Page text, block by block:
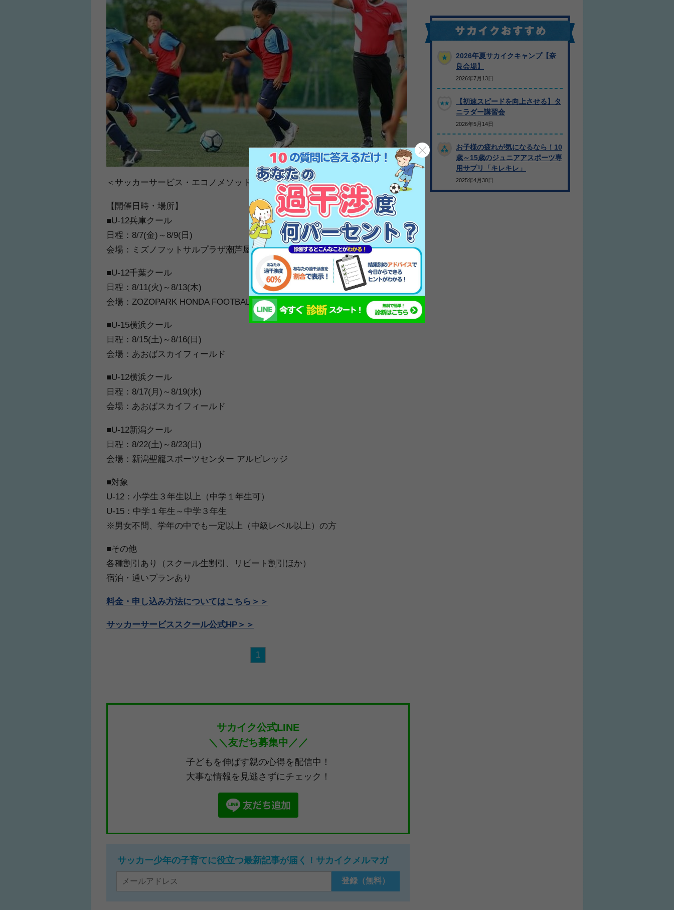
＜サッカーサービス・エコノメソッド サマーキャンプ2020 開催概要＞
【開催日時・場所】
■U-12兵庫クール
日程：8/7(金)～8/9(日)
会場：ミズノフットサルプラザ潮芦屋
■U-12千葉クール
日程：8/11(火)～8/13(木)
会場：ZOZOPARK HONDA FOOTBALL AREA
■U-15横浜クール
日程：8/15(土)～8/16(日)
会場：あおばスカイフィールド
■U-12横浜クール
日程：8/17(月)～8/19(水)
会場：あおばスカイフィールド
■U-12新潟クール
日程：8/22(土)～8/23(日)
会場：新潟聖籠スポーツセンター アルビレッジ
■対象
U-12：小学生３年生以上（中学１年生可）
U-15：中学１年生～中学３年生
※男女不問、学年の中でも一定以上（中級レベル以上）の方
■その他
各種割引あり（スクール生割引、リピート割引ほか）
宿泊・通いプランあり
料金・申し込み方法についてはこちら＞＞
サッカーサービススクール公式HP＞＞
1
サカイク公式LINE
＼＼友だち募集中／／
子どもを伸ばす親の心得を配信中！
大事な情報を見逃さずにチェック！
サッカー少年の子育てに役立つ最新記事が届く！サカイクメルマガ
2026年夏サカイクキャンプ【奈
良会場】
2026年7月13日
【初速スピードを向上させる】タ
ニラダー講習会
2026年5月14日
お子様の疲れが気になるなら！10
歳～15歳のジュニアアスポーツ専
用サプリ「キレキレ」
2025年4月30日